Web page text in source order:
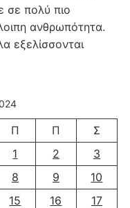
σε πολύ πιο
ανθρωπότητα.
εξελίσσονται
Π Π
Σ
1
2
3
8 9
10
15 16
17